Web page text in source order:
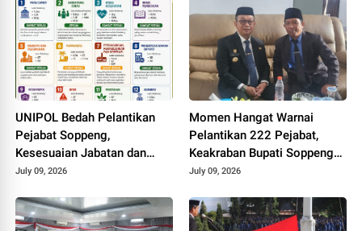
UNIPOL Bedah Pelantikan
Pejabat Soppeng,
Kesesuaian Jabatan dan
Disiplin Ilmu Capai 70–75
July 09, 2026
Momen Hangat Warnai
Pelantikan 222 Pejabat,
Keakraban Bupati Soppeng
dan Kepala Kemenag Curi
July 09, 2026